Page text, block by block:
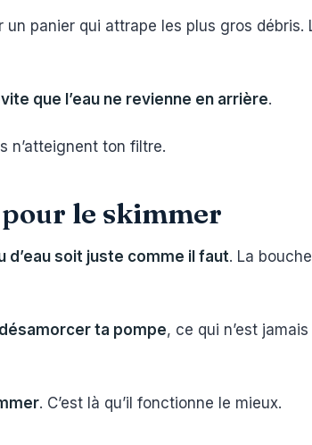
panier qui attrape les plus gros débris.
que l’eau ne revienne en arrière.
n’atteignent ton filtre.
pour le skimmer
d’eau soit juste comme il faut. La
désamorcer ta pompe, ce qui n’est
. C’est là qu’il fonctionne le mieux.